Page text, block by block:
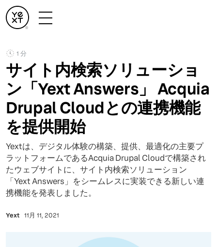
1 分
サイト内検索ソリューショ
ン「Yext Answers」 Acquia
Drupal Cloudとの連携機能
を提供開始
Yextは、デジタル体験の構築、提供、最適化の主要プ
ラットフォームであるAcquia Drupal Cloudで構築され
たウェブサイトに、サイト内検索ソリューション
「Yext Answers」をシームレスに実装できる新しい連
携機能を発表しました。
Yext 11月 11, 2021